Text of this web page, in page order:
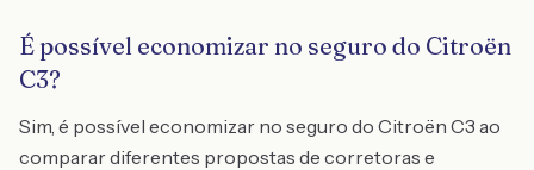
É possível economizar no seguro do Citroën
C3?
Sim, é possível economizar no seguro do Citroën C3 ao
comparar diferentes propostas de corretoras e